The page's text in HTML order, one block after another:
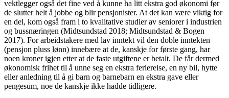
vektlegger også det fine ved å kunne ha litt ekstra god økonomi før
de slutter helt å jobbe og blir pensjonister. At det kan være viktig for
en del, kom også fram i to kvalitative studier av seniorer i industrien
og bussnæringen (Midtsundstad 2018; Midtsundstad & Bogen
2017). For arbeidstakere med lav inntekt vil den doble inntekten
(pensjon pluss lønn) innebære at de, kanskje for første gang, har
noen kroner igjen etter at de faste utgiftene er betalt. De får dermed
økonomisk frihet til å unne seg en ekstra feriereise, en ny bil, hytte
eller anledning til å gi barn og barnebarn en ekstra gave eller
pengesum, noe de kanskje ikke hadde tidligere.